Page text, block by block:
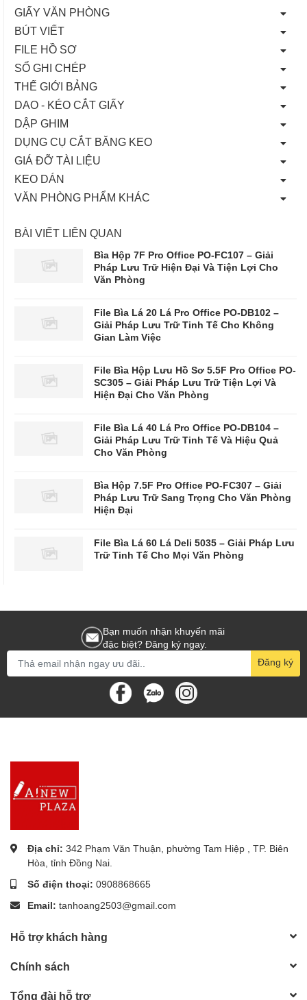
GIẤY VĂN PHÒNG
BÚT VIẾT
FILE HỒ SƠ
SỔ GHI CHÉP
THẾ GIỚI BẢNG
DAO - KÉO CẮT GIẤY
DẬP GHIM
DỤNG CỤ CẮT BĂNG KEO
GIÁ ĐỠ TÀI LIỆU
KEO DÁN
VĂN PHÒNG PHẨM KHÁC
BÀI VIẾT LIÊN QUAN
Bìa Hộp 7F Pro Office PO-FC107 – Giải
Pháp Lưu Trữ Hiện Đại Và Tiện Lợi Cho
Văn Phòng
File Bìa Lá 20 Lá Pro Office PO-DB102 –
Giải Pháp Lưu Trữ Tinh Tế Cho Không
Gian Làm Việc
File Bìa Hộp Lưu Hồ Sơ 5.5F Pro Office PO-
SC305 – Giải Pháp Lưu Trữ Tiện Lợi Và
Hiện Đại Cho Văn Phòng
File Bìa Lá 40 Lá Pro Office PO-DB104 –
Giải Pháp Lưu Trữ Tinh Tế Và Hiệu Quả
Cho Văn Phòng
Bìa Hộp 7.5F Pro Office PO-FC307 – Giải
Pháp Lưu Trữ Sang Trọng Cho Văn Phòng
Hiện Đại
File Bìa Lá 60 Lá Deli 5035 – Giải Pháp Lưu
Trữ Tinh Tế Cho Mọi Văn Phòng
Bạn muốn nhận khuyến mãi
đặc biệt? Đăng ký ngay.
Đăng ký
Địa chỉ: 342 Phạm Văn Thuận, phường Tam Hiệp , TP. Biên
Hòa, tỉnh Đồng Nai.
Số điện thoại: 0908868665
Email: tanhoang2503@gmail.com
Hỗ trợ khách hàng
Chính sách
Tổng đài hỗ trợ